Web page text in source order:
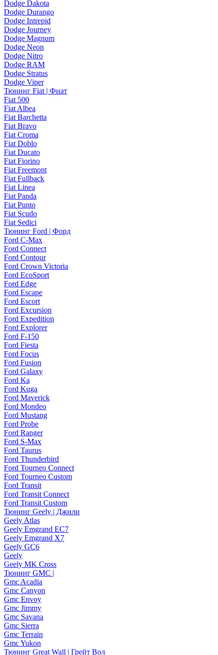
Dodge Dakota
Dodge Durango
Dodge Intrepid
Dodge Journey
Dodge Magnum
Dodge Neon
Dodge Nitro
Dodge RAM
Dodge Stratus
Dodge Viper
Тюнинг Fiat | Фиат
Fiat 500
Fiat Albea
Fiat Barchetta
Fiat Bravo
Fiat Croma
Fiat Doblo
Fiat Ducato
Fiat Fiorino
Fiat Freemont
Fiat Fullback
Fiat Linea
Fiat Panda
Fiat Punto
Fiat Scudo
Fiat Sedici
Тюнинг Ford | Форд
Ford C-Max
Ford Connect
Ford Contour
Ford Crown Victoria
Ford EcoSport
Ford Edge
Ford Escape
Ford Escort
Ford Excursion
Ford Expedition
Ford Explorer
Ford F-150
Ford Fiesta
Ford Focus
Ford Fusion
Ford Galaxy
Ford Ka
Ford Kuga
Ford Maverick
Ford Mondeo
Ford Mustang
Ford Probe
Ford Ranger
Ford S-Max
Ford Taurus
Ford Thunderbird
Ford Tourneo Connect
Ford Tourneo Custom
Ford Transit
Ford Transit Connect
Ford Transit Custom
Тюнинг Geely | Джили
Geely Atlas
Geely Emgrand EC7
Geely Emgrand X7
Geely GC6
Geely
Geely MK Cross
Тюнинг GMC |
Gmc Acadia
Gmc Canyon
Gmc Envoy
Gmc Jimmy
Gmc Savana
Gmc Sierra
Gmc Terrain
Gmc Yukon
Тюнинг Great Wall | Грейт Вол